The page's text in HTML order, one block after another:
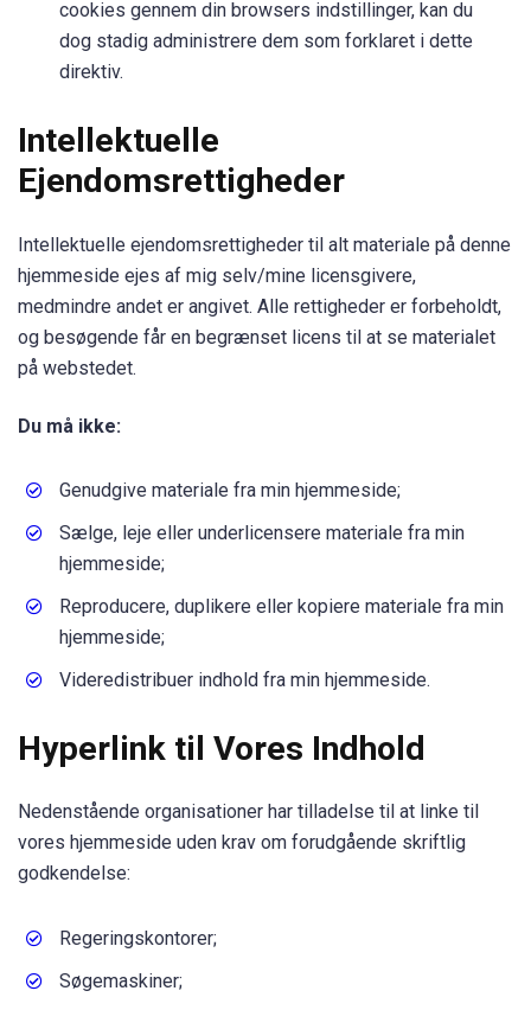
cookies gennem din browsers indstillinger, kan du
dog stadig administrere dem som forklaret i dette
direktiv.
Intellektuelle
Ejendomsrettigheder
Intellektuelle ejendomsrettigheder til alt materiale på denne
hjemmeside ejes af mig selv/mine licensgivere,
medmindre andet er angivet. Alle rettigheder er forbeholdt,
og besøgende får en begrænset licens til at se materialet
på webstedet.
Du må ikke:
Genudgive materiale fra min hjemmeside;
Sælge, leje eller underlicensere materiale fra min
hjemmeside;
Reproducere, duplikere eller kopiere materiale fra min
hjemmeside;
Videredistribuer indhold fra min hjemmeside.
Hyperlink til Vores Indhold
Nedenstående organisationer har tilladelse til at linke til
vores hjemmeside uden krav om forudgående skriftlig
godkendelse:
Regeringskontorer;
Søgemaskiner;